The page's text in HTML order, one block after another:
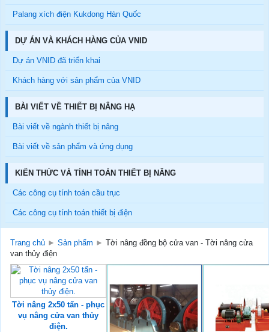
Palang xích điện Kukdong Hàn Quốc
DỰ ÁN VÀ KHÁCH HÀNG CỦA VNID
Dự án VNID đã triển khai
Khách hàng với sản phẩm của VNID
BÀI VIẾT VỀ THIẾT BỊ NÂNG HẠ
Bài viết về ngành thiết bị nâng
Bài viết về sản phẩm và ứng dụng
KIẾN THỨC VÀ TÍNH TOÁN THIẾT BỊ NÂNG
Các công cụ tính toán cầu trục
Các công cụ tính toán thiết bị điện
Trang chủ ► Sản phẩm ► Tời nâng đồng bộ cửa van - Tời nâng cửa
van thủy điện
Tời nâng 2x50 tấn - phục
vụ nâng cửa van thủy
điện.